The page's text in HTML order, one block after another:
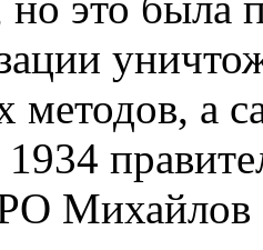
методов, а
Михайлов